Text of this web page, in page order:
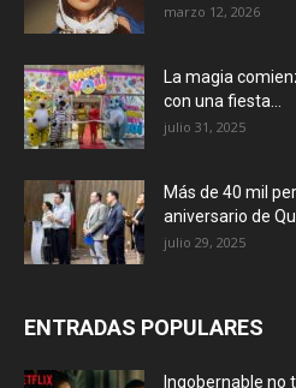
marzo 12, 2026
La magia
con una fiesta...
julio 31, 2025
Más de 40 mil
aniversario de
julio 29, 2025
ENTRADAS POPULARES
Ingobernable